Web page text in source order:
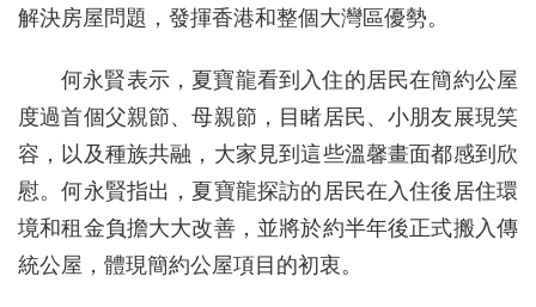
解決房屋問題，發揮香港和整個大灣區優勢。
何永賢表示，夏寶龍看到入住的居民在簡約公屋
度過首個父親節、母親節，目睹居民、小朋友展現笑
容，以及種族共融，大家見到這些溫馨畫面都感到欣
慰。何永賢指出，夏寶龍探訪的居民在入住後居住環
境和租金負擔大大改善，並將於約半年後正式搬入傳
統公屋，體現簡約公屋項目的初衷。